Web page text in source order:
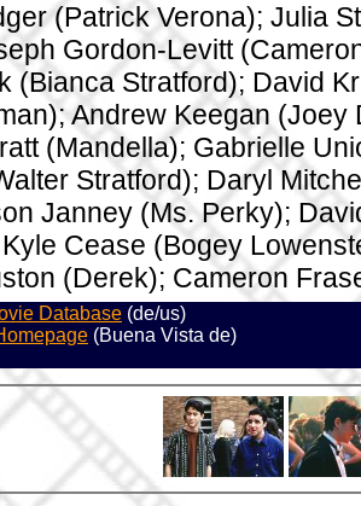
(Patrick Verona); Julia
Gordon-Levitt
(Bianca Stratford); David
Andrew Keegan (Joey
(Mandella); Gabrielle
Stratford); Daryl
Janney (Ms. Perky);
Cease (Bogey
(Derek); Cameron
Database (de/us)
(Buena Vista de)